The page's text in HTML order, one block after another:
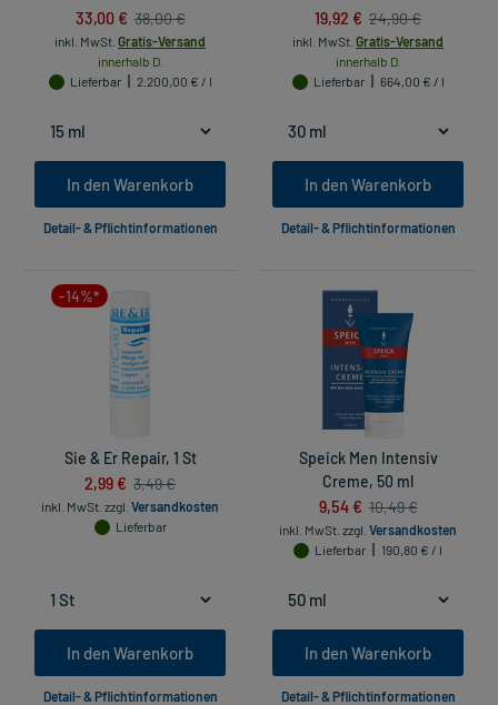
33,00 € 38,00 €
inkl. MwSt. Gratis-Versand
innerhalb D.
Lieferbar
2.200,00 € / l
In den Warenkorb
Detail- & Pflichtinformationen
19,92 € 24,90 €
inkl. MwSt. Gratis-Versand
innerhalb D.
Lieferbar
664,00 € / l
In den Warenkorb
Detail- & Pflichtinformationen
-14%*
Sie & Er Repair, 1 St
2,99 € 3,49 €
inkl. MwSt. zzgl. Versandkosten
Lieferbar
In den Warenkorb
Detail- & Pflichtinformationen
Speick Men Intensiv
Creme, 50 ml
9,54 € 10,49 €
inkl. MwSt. zzgl. Versandkosten
Lieferbar
190,80 € / l
In den Warenkorb
Detail- & Pflichtinformationen